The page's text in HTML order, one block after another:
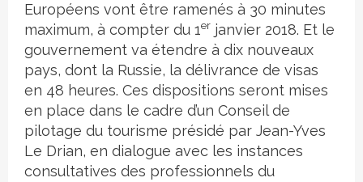
Européens vont être ramenés à 30 minutes
maximum, à compter du 1er janvier 2018. Et le
gouvernement va étendre à dix nouveaux
pays, dont la Russie, la délivrance de visas
en 48 heures. Ces dispositions seront mises
en place dans le cadre d’un Conseil de
pilotage du tourisme présidé par Jean-Yves
Le Drian, en dialogue avec les instances
consultatives des professionnels du